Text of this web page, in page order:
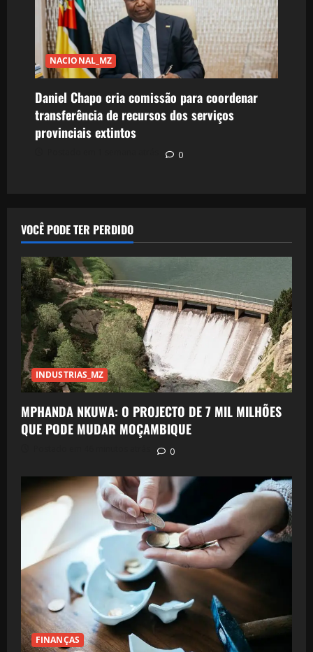
NACIONAL_MZ
Daniel Chapo cria comissão para coordenar
transferência de recursos dos serviços
provinciais extintos
0
VOCÊ PODE TER PERDIDO
INDUSTRIAS_MZ
MPHANDA NKUWA: O PROJECTO DE 7 MIL MILHÕES
QUE PODE MUDAR MOÇAMBIQUE
0
FINANÇAS